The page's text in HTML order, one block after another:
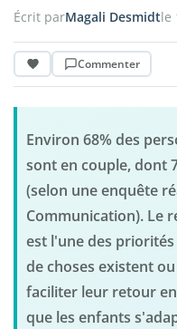
Écrit parMagali Desmidtle
Commenter
Environ 68% des
sont en couple, dont
(selon une enquête
Communication). Le
est l'une des
de choses existent
faciliter leur retour
que les enfants